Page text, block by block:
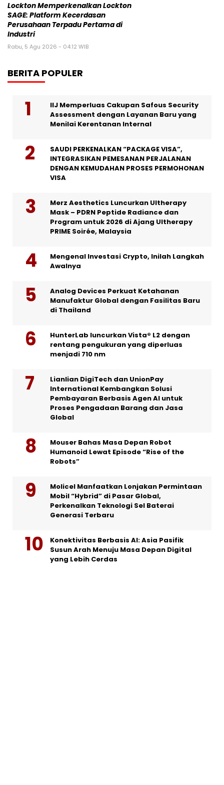
Lockton Memperkenalkan Lockton
SAGE: Platform Kecerdasan
Perusahaan Terpadu Pertama di
Industri
Rabu, 5 Agu 2026 - 04:12 WIB
BERITA POPULER
IIJ Memperluas Cakupan Safous Security
Assessment dengan Layanan Baru yang
Menilai Kerentanan Internal
SAUDI PERKENALKAN “PACKAGE VISA”,
INTEGRASIKAN PEMESANAN PERJALANAN
DENGAN KEMUDAHAN PROSES PERMOHONAN
VISA
Merz Aesthetics Luncurkan Ultherapy
Mask – PDRN Peptide Radiance dan
Program untuk 2026 di Ajang Ultherapy
PRIME Soirée, Malaysia
Mengenal Investasi Crypto, Inilah Langkah
Awalnya
Analog Devices Perkuat Ketahanan
Manufaktur Global dengan Fasilitas Baru
di Thailand
HunterLab luncurkan Vista® L2 dengan
rentang pengukuran yang diperluas
menjadi 710 nm
Lianlian DigiTech dan UnionPay
International Kembangkan Solusi
Pembayaran Berbasis Agen AI untuk
Proses Pengadaan Barang dan Jasa
Global
Mouser Bahas Masa Depan Robot
Humanoid Lewat Episode “Rise of the
Robots”
Molicel Manfaatkan Lonjakan Permintaan
Mobil “Hybrid” di Pasar Global,
Perkenalkan Teknologi Sel Baterai
Generasi Terbaru
Konektivitas Berbasis AI: Asia Pasifik
Susun Arah Menuju Masa Depan Digital
yang Lebih Cerdas